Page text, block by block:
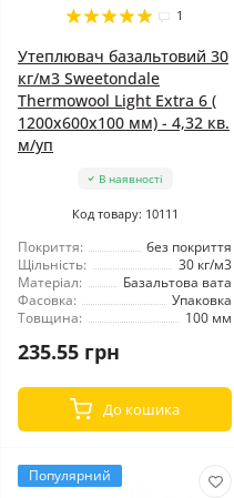
1
Утеплювач базальтовий 30
кг/м3 Sweetondale
Thermowool Light Extra 6 (
1200x600x100 мм) - 4,32 кв.
м/уп
В наявності
Код товару: 10111
Покриття:
без покриття
Щільність:
30 кг/м3
Матеріал:
Базальтова вата
Фасовка:
Упаковка
Товщина:
100 мм
235.55 грн
До кошика
Популярний